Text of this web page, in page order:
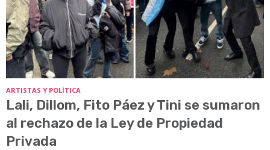
ARTISTAS Y POLÍTICA
Lali, Dillom, Fito Páez y Tini se sumaron
al rechazo de la Ley de Propiedad
Privada